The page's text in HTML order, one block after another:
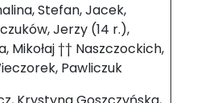
Stefan, Jacek,
Jerzy (14 r.),
Mikołaj †† Naszczockich,
Pawliczuk